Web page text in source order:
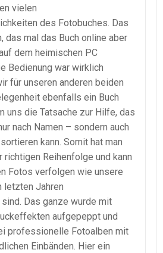
vielen
des Fotobuches. Das
das mal das Buch online aber
dem heimischen PC
Bedienung war wirklich
für unseren anderen beiden
ebenfalls ein Buch
uns die Tatsache zur Hilfe, das
nach Namen – sondern auch
kann. Somit hat man
Reihenfolge und kann
Fotos verfolgen wie unsere
letzten Jahren
Das ganze wurde mit
aufgepeppt und
professionelle Fotoalben mit
Einbänden. Hier ein